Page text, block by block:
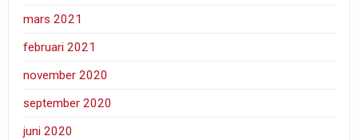
mars 2021
februari 2021
november 2020
september 2020
juni 2020